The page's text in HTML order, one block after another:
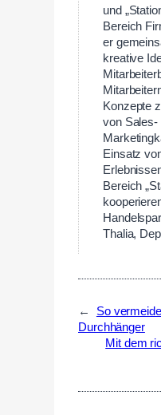
und
Bereich
er
kreative
Konzepte
von Sales-
Einsatz
Bereich
Thalia,
←
So
Durchhänger
Mit dem